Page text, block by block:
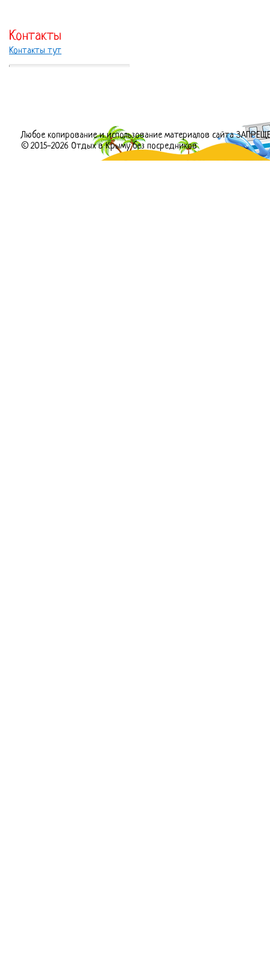
Контакты
Контакты тут
Любое копирование и использование материалов сайта
© 2015-2026 Отдых в Крыму без посредников